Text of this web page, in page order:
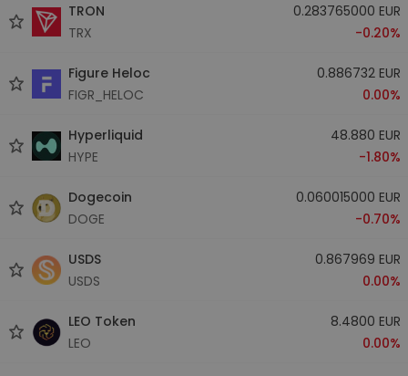
TRON
TRX
0.283765000 EUR
-0.20%
Figure Heloc
FIGR_HELOC
0.886732 EUR
0.00%
Hyperliquid
HYPE
48.880 EUR
-1.80%
Dogecoin
DOGE
0.060015000 EUR
-0.70%
USDS
USDS
0.867969 EUR
0.00%
LEO Token
LEO
8.4800 EUR
0.00%